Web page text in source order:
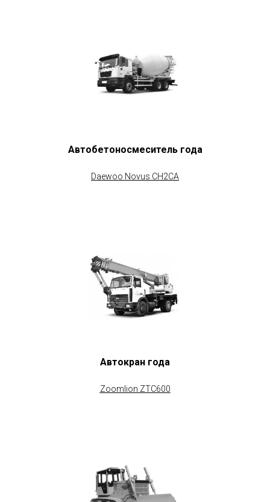
Автобетоносмеситель года
Daewoo Novus CH2CA
Автокран года
Zoomlion ZTC600